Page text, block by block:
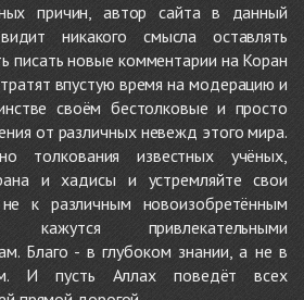
причин, автор сайта в данный
никакого смысла оставлять
писать новые комментарии на Коран
впустую время на модерацию и
своём бестолковые и просто
от различных невежд этого мира.
толкования известных учёных,
и хадисы и устремляйте свои
к различным новоизобретённым
привлекательными
Благо - в глубоком знании, а не в
И пусть Аллах поведёт всех